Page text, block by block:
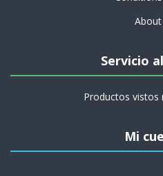
Servicio
Productos vistos
Mi